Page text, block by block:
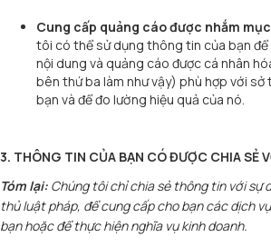
Cung cấp quảng cáo được nhắm
tôi có thể sử dụng thông tin của bạn
nội dung và quảng cáo được cá nhân
bên thứ ba làm như vậy) phù hợp với
bạn và để đo lường hiệu quả của nó.
3. THÔNG TIN CỦA BẠN CÓ ĐƯỢC CHIA SẺ
Tóm lại: Chúng tôi chỉ chia sẻ thông tin với sự
thủ luật pháp, để cung cấp cho bạn các dịch
bạn hoặc để thực hiện nghĩa vụ kinh doanh.